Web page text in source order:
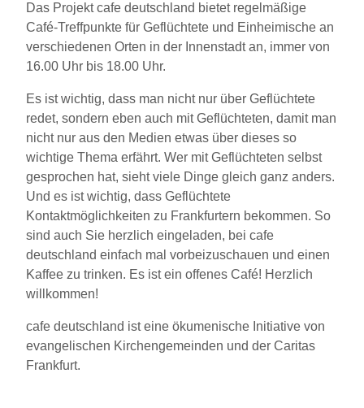
Das Projekt cafe deutschland bietet regelmäßige
Café-Treffpunkte für Geflüchtete und Einheimische an
verschiedenen Orten in der Innenstadt an, immer von
16.00 Uhr bis 18.00 Uhr.
Es ist wichtig, dass man nicht nur über Geflüchtete
redet, sondern eben auch mit Geflüchteten, damit man
nicht nur aus den Medien etwas über dieses so
wichtige Thema erfährt. Wer mit Geflüchteten selbst
gesprochen hat, sieht viele Dinge gleich ganz anders.
Und es ist wichtig, dass Geflüchtete
Kontaktmöglichkeiten zu Frankfurtern bekommen. So
sind auch Sie herzlich eingeladen, bei cafe
deutschland einfach mal vorbeizuschauen und einen
Kaffee zu trinken. Es ist ein offenes Café! Herzlich
willkommen!
cafe deutschland ist eine ökumenische Initiative von
evangelischen Kirchengemeinden und der Caritas
Frankfurt.